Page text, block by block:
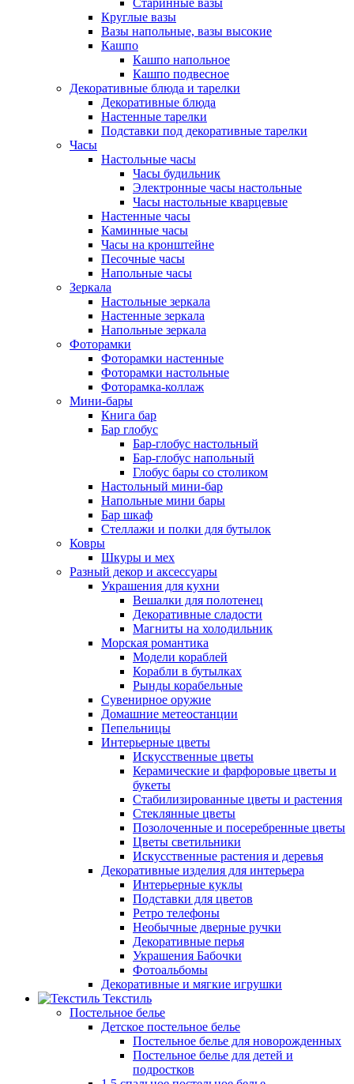
Старинные вазы
Круглые вазы
Вазы напольные, вазы высокие
Кашпо
Кашпо напольное
Кашпо подвесное
Декоративные блюда и тарелки
Декоративные блюда
Настенные тарелки
Подставки под декоративные тарелки
Часы
Настольные часы
Часы будильник
Электронные часы настольные
Часы настольные кварцевые
Настенные часы
Каминные часы
Часы на кронштейне
Песочные часы
Напольные часы
Зеркала
Настольные зеркала
Настенные зеркала
Напольные зеркала
Фоторамки
Фоторамки настенные
Фоторамки настольные
Фоторамка-коллаж
Мини-бары
Книга бар
Бар глобус
Бар-глобус настольный
Бар-глобус напольный
Глобус бары со столиком
Настольный мини-бар
Напольные мини бары
Бар шкаф
Стеллажи и полки для бутылок
Ковры
Шкуры и мех
Разный декор и аксессуары
Украшения для кухни
Вешалки для полотенец
Декоративные сладости
Магниты на холодильник
Морская романтика
Модели кораблей
Корабли в бутылках
Рынды корабельные
Сувенирное оружие
Домашние метеостанции
Пепельницы
Интерьерные цветы
Искусственные цветы
Керамические и фарфоровые цветы и
букеты
Стабилизированные цветы и растения
Стеклянные цветы
Позолоченные и посеребренные цветы
Цветы светильники
Искусственные растения и деревья
Декоративные изделия для интерьера
Интерьерные куклы
Подставки для цветов
Ретро телефоны
Необычные дверные ручки
Декоративные перья
Украшения Бабочки
Фотоальбомы
Декоративные и мягкие игрушки
Текстиль
Постельное белье
Детское постельное белье
Постельное белье для новорожденных
Постельное белье для детей и
подростков